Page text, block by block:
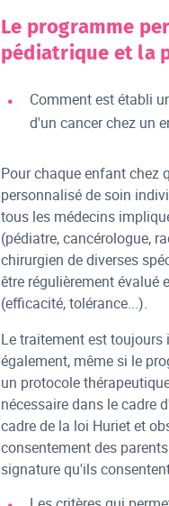
Le programme
pédiatrique et la
Comment est établi
d'un cancer chez un
Pour chaque enfant chez
personnalisé de soin
tous les médecins
(pédiatre, cancérologue,
chirurgien de diverses
être régulièrement évalué
(efficacité, tolérance...).
Le traitement est
également, même si le
un protocole
nécessaire dans le cadre
cadre de la loi Huriet et
consentement des
signature qu'ils